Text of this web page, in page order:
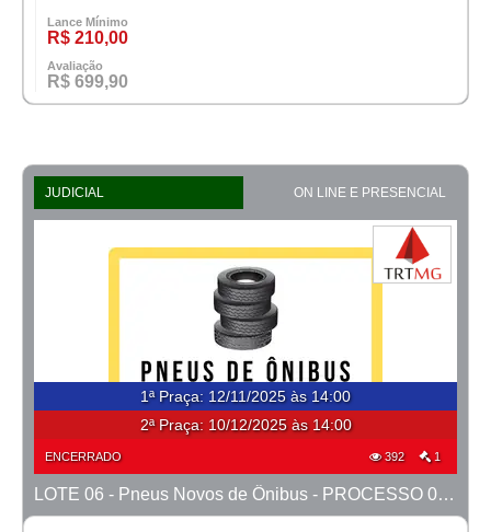
Lance Mínimo
R$ 210,00
Avaliação
R$ 699,90
JUDICIAL ON LINE E PRESENCIAL
1ª Praça: 12/11/2025 às 14:00
2ª Praça: 10/12/2025 às 14:00
ENCERRADO 392 1
LOTE 06 - Pneus Novos de Ônibus - PROCESSO 0010511-57.2024-18ª BH